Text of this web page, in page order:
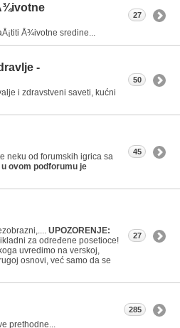
Å¾ivotne sredine...
27
-
i zdravstveni saveti, kućni
50
neku od forumskih igrica sa
ovom podforumu je
45
UPOZORENJE:
za određene posetioce!
uvredimo na verskoj,
osnovi, već samo da se
27
prethodne...
285